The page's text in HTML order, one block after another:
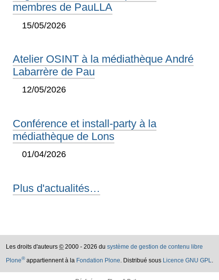
membres de PauLLA
15/05/2026
Atelier OSINT à la médiathèque André
Labarrère de Pau
12/05/2026
Conférence et install-party à la
médiathèque de Lons
01/04/2026
Plus d'actualités…
Les droits d'auteurs © 2000 - 2026 du système de gestion de contenu libre
Plone®appartiennent à la Fondation Plone. Distribué sous Licence GNU GPL.